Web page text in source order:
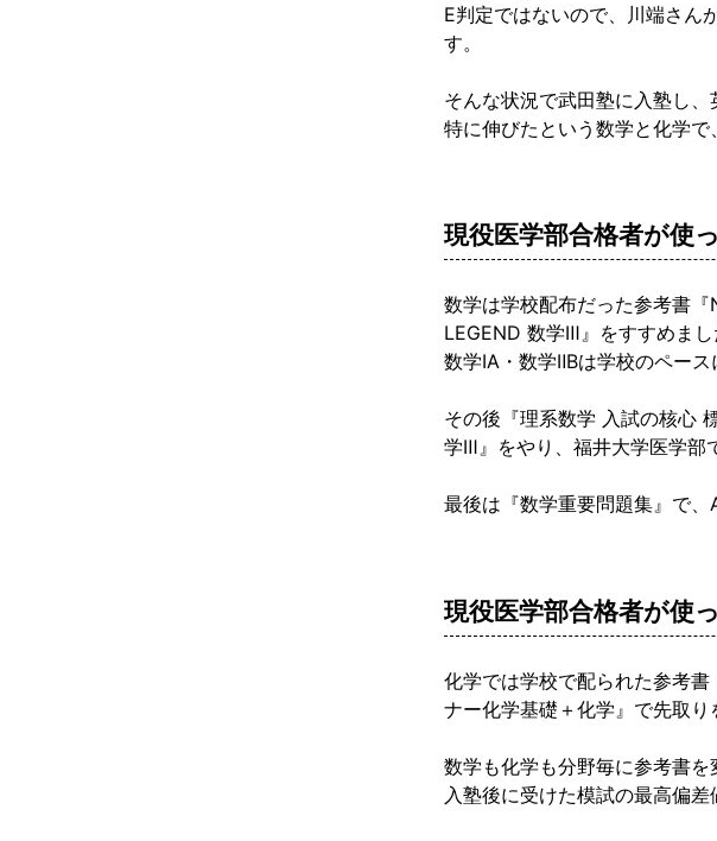
E判定ではないので、川端さん
す。
そんな状況で武田塾に入塾し
特に伸びたという数学と化学で
現役医学部合格者が使
数学は学校配布だった参考書
LEGEND 数学Ⅲ』をすすめまし
数学ⅠA・数学ⅡBは学校のペー
その後『理系数学 入試の核心
学Ⅲ』をやり、福井大学医学部
最後は『数学重要問題集』で、
現役医学部合格者が使
化学では学校で配られた参考
ナー化学基礎＋化学』で先取り
数学も化学も分野毎に参考書を
入塾後に受けた模試の最高偏